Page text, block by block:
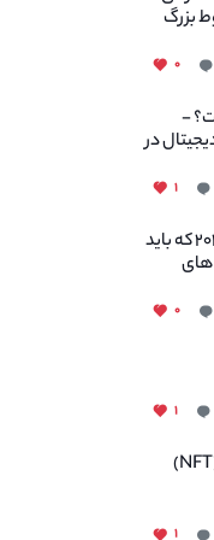
بزرگ
۰
-
در
۱
مهم ترین رویداد های کریپتویی ۲۰۲۳ که باید
های
۰
۱
توکن غیر قابل تعویض یا غیر مثلی (NFT)
۱